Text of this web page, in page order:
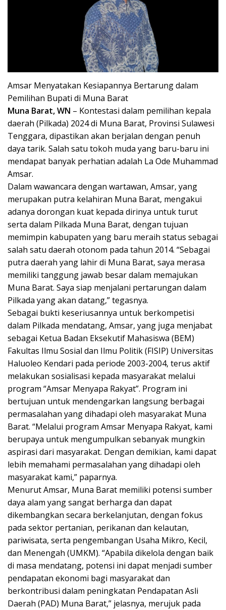
Amsar Menyatakan Kesiapannya Bertarung dalam
Pemilihan Bupati di Muna Barat
Muna Barat, WN – Kontestasi dalam pemilihan kepala
daerah (Pilkada) 2024 di Muna Barat, Provinsi Sulawesi
Tenggara, dipastikan akan berjalan dengan penuh
daya tarik. Salah satu tokoh muda yang baru-baru ini
mendapat banyak perhatian adalah La Ode Muhammad
Amsar.
Dalam wawancara dengan wartawan, Amsar, yang
merupakan putra kelahiran Muna Barat, mengakui
adanya dorongan kuat kepada dirinya untuk turut
serta dalam Pilkada Muna Barat, dengan tujuan
memimpin kabupaten yang baru meraih status sebagai
salah satu daerah otonom pada tahun 2014. “Sebagai
putra daerah yang lahir di Muna Barat, saya merasa
memiliki tanggung jawab besar dalam memajukan
Muna Barat. Saya siap menjalani pertarungan dalam
Pilkada yang akan datang,” tegasnya.
Sebagai bukti keseriusannya untuk berkompetisi
dalam Pilkada mendatang, Amsar, yang juga menjabat
sebagai Ketua Badan Eksekutif Mahasiswa (BEM)
Fakultas Ilmu Sosial dan Ilmu Politik (FISIP) Universitas
Haluoleo Kendari pada periode 2003-2004, terus aktif
melakukan sosialisasi kepada masyarakat melalui
program “Amsar Menyapa Rakyat”. Program ini
bertujuan untuk mendengarkan langsung berbagai
permasalahan yang dihadapi oleh masyarakat Muna
Barat. “Melalui program Amsar Menyapa Rakyat, kami
berupaya untuk mengumpulkan sebanyak mungkin
aspirasi dari masyarakat. Dengan demikian, kami dapat
lebih memahami permasalahan yang dihadapi oleh
masyarakat kami,” paparnya.
Menurut Amsar, Muna Barat memiliki potensi sumber
daya alam yang sangat berharga dan dapat
dikembangkan secara berkelanjutan, dengan fokus
pada sektor pertanian, perikanan dan kelautan,
pariwisata, serta pengembangan Usaha Mikro, Kecil,
dan Menengah (UMKM). “Apabila dikelola dengan baik
di masa mendatang, potensi ini dapat menjadi sumber
pendapatan ekonomi bagi masyarakat dan
berkontribusi dalam peningkatan Pendapatan Asli
Daerah (PAD) Muna Barat,” jelasnya, merujuk pada